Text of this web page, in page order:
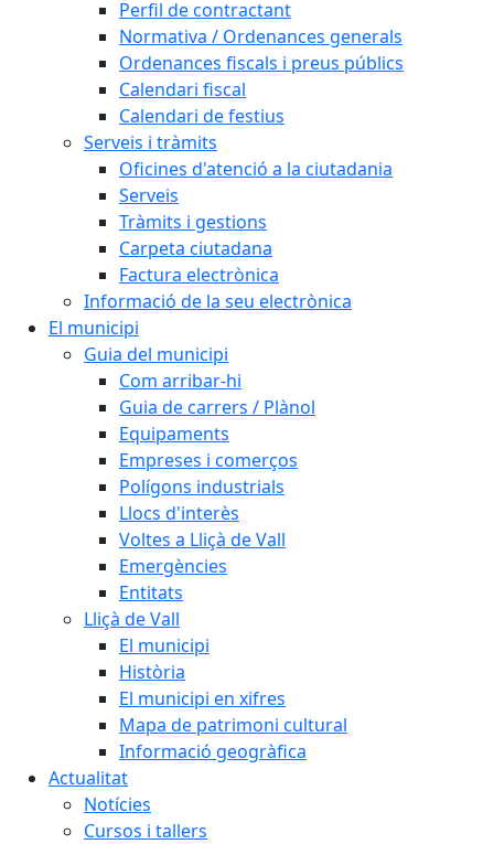
Perfil de contractant
Normativa / Ordenances generals
Ordenances fiscals i preus públics
Calendari fiscal
Calendari de festius
Serveis i tràmits
Oficines d'atenció a la ciutadania
Serveis
Tràmits i gestions
Carpeta ciutadana
Factura electrònica
Informació de la seu electrònica
El municipi
Guia del municipi
Com arribar-hi
Guia de carrers / Plànol
Equipaments
Empreses i comerços
Polígons industrials
Llocs d'interès
Voltes a Lliçà de Vall
Emergències
Entitats
Lliçà de Vall
El municipi
Història
El municipi en xifres
Mapa de patrimoni cultural
Informació geogràfica
Actualitat
Notícies
Cursos i tallers